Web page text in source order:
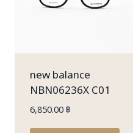
new balance
NBN06236X C01
6,850.00฿